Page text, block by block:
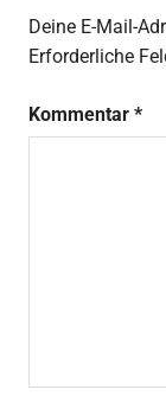
Deine E-Mail-
Erforderliche
Kommentar *